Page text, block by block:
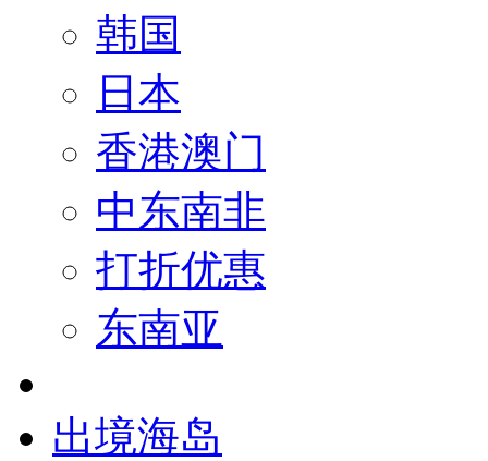
韩国
日本
香港澳门
中东南非
打折优惠
东南亚
出境海岛